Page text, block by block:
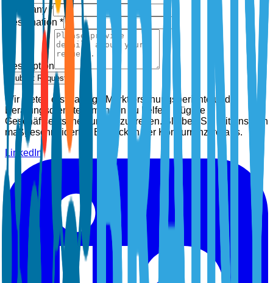
Company *
Designation *
Description
Submit Request
Wir bieten erstklassige Marktforschungsberichte und
Beratungsdienste, um Ihnen zu helfen, klügere
Geschäftsentscheidungen zu treffen. Bleiben Sie mit unseren
maßgeschneiderten Einblicken der Konkurrenz voraus.
LinkedIn